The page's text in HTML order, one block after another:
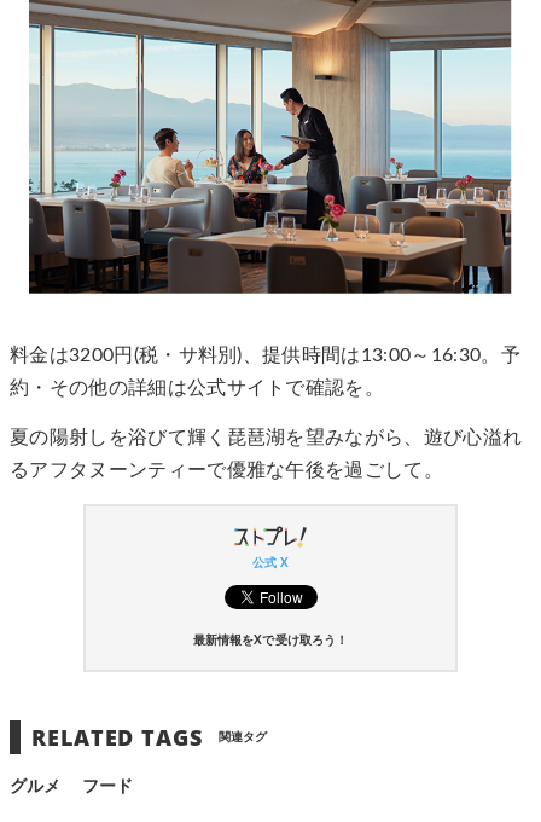
料金は3200円(税・サ料別)、提供時間は13:00～16:30。予
約・その他の詳細は公式サイトで確認を。
夏の陽射しを浴びて輝く琵琶湖を望みながら、遊び心溢れ
るアフタヌーンティーで優雅な午後を過ごして。
公式 X
最新情報をXで受け取ろう！
RELATED TAGS 関連タグ
グルメ フード